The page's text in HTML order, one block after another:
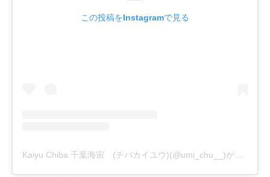
この投稿をInstagramで見る